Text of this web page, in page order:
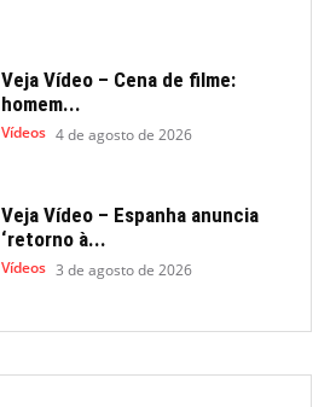
Veja Vídeo – Cena de filme:
homem...
Vídeos 4 de agosto de 2026
Veja Vídeo – Espanha anuncia
‘retorno à...
Vídeos 3 de agosto de 2026